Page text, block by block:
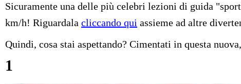
Sicuramente una delle più celebri lezioni di guida
km/h! Riguardala cliccando qui assieme ad altre
Quindi, cosa stai aspettando? Cimentati in questa
1